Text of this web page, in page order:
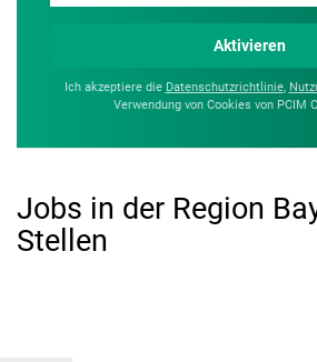
die
zu
speichern
deine
ein
Aktivieren
Ich akzeptiere die Datenschutzrichtlinie,
Verwendung von Cookies von PCIM
Jobs in der Region
Stellen